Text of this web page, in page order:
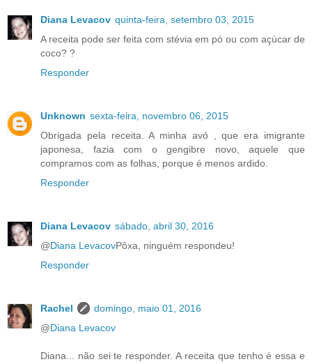
Diana Levacov quinta-feira, setembro 03, 2015
A receita pode ser feita com stévia em pó ou com açúcar de
coco? ?
Responder
Unknown sexta-feira, novembro 06, 2015
Obrigada pela receita. A minha avó , que era imigrante
japonesa, fazia com o gengibre novo, aquele que
compramos com as folhas, porque é menos ardido.
Responder
Diana Levacov sábado, abril 30, 2016
@Diana LevacovPôxa, ninguém respondeu!
Responder
Rachel
domingo, maio 01, 2016
@Diana Levacov
Diana... não sei te responder. A receita que tenho é essa e